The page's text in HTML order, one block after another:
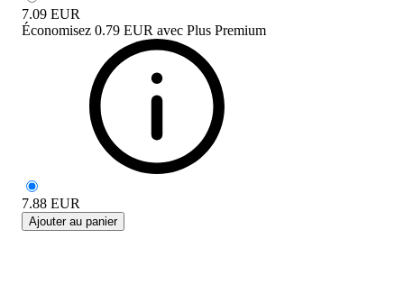
7.09 EUR
Économisez 0.79 EUR avec Plus Premium
7.88 EUR
Ajouter au panier